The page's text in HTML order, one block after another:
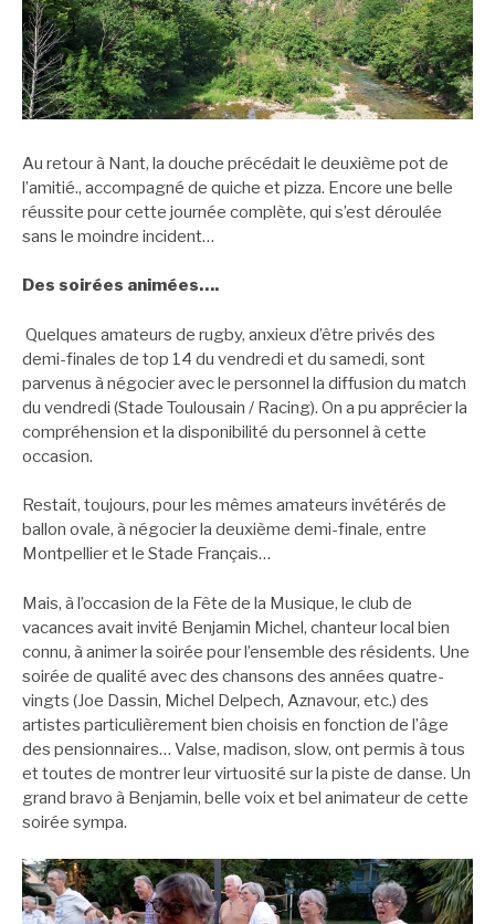
Au retour à Nant, la douche précédait le deuxième pot de
l’amitié., accompagné de quiche et pizza. Encore une belle
réussite pour cette journée complète, qui s’est déroulée
sans le moindre incident…
Des soirées animées….
Quelques amateurs de rugby, anxieux d’être privés des
demi-finales de top 14 du vendredi et du samedi, sont
parvenus à négocier avec le personnel la diffusion du match
du vendredi (Stade Toulousain / Racing). On a pu apprécier la
compréhension et la disponibilité du personnel à cette
occasion.
Restait, toujours, pour les mêmes amateurs invétérés de
ballon ovale, à négocier la deuxième demi-finale, entre
Montpellier et le Stade Français…
Mais, à l’occasion de la Fête de la Musique, le club de
vacances avait invité Benjamin Michel, chanteur local bien
connu, à animer la soirée pour l’ensemble des résidents. Une
soirée de qualité avec des chansons des années quatre-
vingts (Joe Dassin, Michel Delpech, Aznavour, etc.) des
artistes particulièrement bien choisis en fonction de l’âge
des pensionnaires… Valse, madison, slow, ont permis à tous
et toutes de montrer leur virtuosité sur la piste de danse. Un
grand bravo à Benjamin, belle voix et bel animateur de cette
soirée sympa.